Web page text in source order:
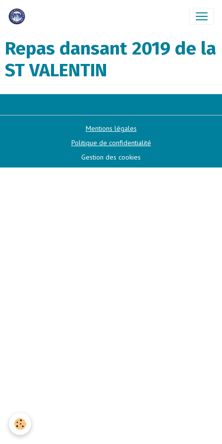
Repas dansant 2019 de la
ST VALENTIN
Mentions légales
Politique de confidentialité
Gestion des cookies